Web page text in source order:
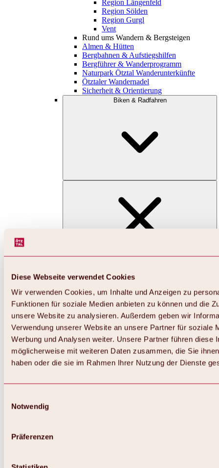
Diese Webseite verwendet Cookies
Wir verwenden Cookies, um Inhalte und Anzeigen zu
Funktionen für soziale Medien anbieten zu können und die
unsere Website zu analysieren. Außerdem geben wir
Verwendung unserer Website an unsere Partner für soziale
Werbung und Analysen weiter. Unsere Partner führen diese
möglicherweise mit weiteren Daten zusammen, die Sie
haben oder die sie im Rahmen Ihrer Nutzung der Dienste
Notwendig
Präferenzen
Region Längenfeld
Region Sölden
Region Gurgl
Vent
Rund ums Wandern & Bergsteigen
Almen & Hütten
Bergbahnen & Aufstiegshilfen
Bergführer & Wanderprogramm
Naturpark Ötztal Wanderunterkünfte
Ötztaler Wandernadel
Sicherheit & Orientierung
Biken & Radfahren